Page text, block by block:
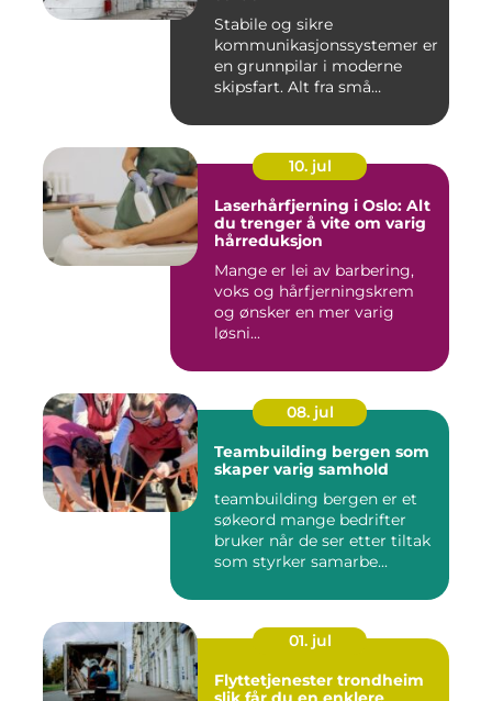
Stabile og sikre
kommunikasjonssystemer er
en grunnpilar i moderne
skipsfart. Alt fra små
10. jul
Laserhårfjerning i Oslo: Alt
du trenger å vite om varig
hårreduksjon
Mange er lei av barbering,
voks og hårfjerningskrem
og ønsker en mer varig
løsni...
08. jul
Teambuilding bergen som
skaper varig samhold
teambuilding bergen er et
søkeord mange bedrifter
bruker når de ser etter tiltak
som styrker samarbe...
01. jul
Flyttetjenester trondheim